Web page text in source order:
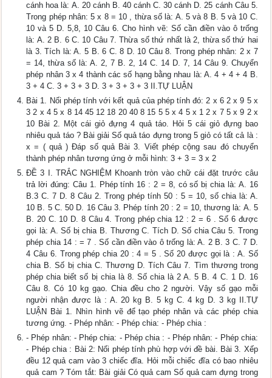
cánh hoa là: A. 20 cánh B. 40 cánh C. 30 cánh D. 25 cánh Câu 5.
Trong phép nhân: 5 x 8 = 10 , thừa số là: A. 5 và 8 B. 5 và 10 C.
10 và 5 D. 5,8, 10 Câu 6. Cho hình vẽ: Số cần điền vào ô trống
là: A. 2 B. 6 C. 10 Câu 7. Thừa số thứ nhất là 2, thừa số thứ hai
là 3. Tích là: A. 5 B. 6 C. 8 D. 10 Câu 8. Trong phép nhân: 2 x 7
= 14, thừa số là: A. 2, 7 B. 2, 14 C. 14 D. 7, 14 Câu 9. Chuyển
phép nhân 3 x 4 thành các số hạng bằng nhau là: A. 4 + 4 + 4 B.
3 + 4 C. 3 + 3 + 3 D. 3 + 3 + 3 + 3 II.TỰ LUẬN
Bài 1. Nối phép tính với kết quả của phép tính đó: 2 x 6 2 x 9 5 x
3 2 x 4 5 x 8 14 45 12 18 20 40 8 15 5 5 x 4 5 x 1 2 x 7 5 x 9 2 x
10 Bài 2. Một cái giỏ đựng 4 quả táo. Hỏi 5 cái giỏ đựng bao
nhiêu quả táo ? Bài giải Số quả táo đựng trong 5 giỏ có tất cả là :
x = ( quả ) Đáp số quả Bài 3. Viết phép cộng sau đó chuyển
thành phép nhân tương ứng ở mỗi hình: 3 + 3 = 3 x 2
ĐỀ 3 I. TRẮC NGHIỆM Khoanh tròn vào chữ cái đặt trước câu
trả lời đúng: Câu 1. Phép tính 16 : 2 = 8, có số bị chia là: A. 16
B.3 C. 7 D. 8 Câu 2. Trong phép tính 50 : 5 = 10, số chia là: A.
10 B. 5 C. 50 D. 16 Câu 3. Phép tính 20 : 2 = 10, thương là: A. 5
B. 20 C. 10 D. 8 Câu 4. Trong phép chia 12 : 2 = 6 . Số 6 được
gọi là: A. Số bị chia B. Thương C. Tích D. Số chia Câu 5. Trong
phép chia 14 : = 7 . Số cần điền vào ô trống là: A. 2 B. 3 C. 7 D.
4 Câu 6. Trong phép chia 20 : 4 = 5 . Số 20 được gọi là : A. Số
chia B. Số bị chia C. Thương D. Tích Câu 7. Tìm thương trong
phép chia biết số bị chia là 8. Số chia là 2 A. 5 B. 4 C. 1 D. 16
Câu 8. Có 10 kg gạo. Chia đều cho 2 người. Vậy số gạo mỗi
người nhận được là : A. 20 kg B. 5 kg C. 4 kg D. 3 kg II.TỰ
LUẬN Bài 1. Nhìn hình vẽ để tạo phép nhân và các phép chia
tương ứng. - Phép nhân: - Phép chia: - Phép chia :
- Phép nhân: - Phép chia: - Phép chia : - Phép nhân: - Phép chia:
- Phép chia : Bài 2: Nối phép tính phù hợp với đề bài. Bài 3. Xếp
đều 12 quả cam vào 3 chiếc đĩa. Hỏi mỗi chiếc đĩa có bao nhiêu
quả cam ? Tóm tắt: Bài giải Có quả cam Số quả cam đựng trong